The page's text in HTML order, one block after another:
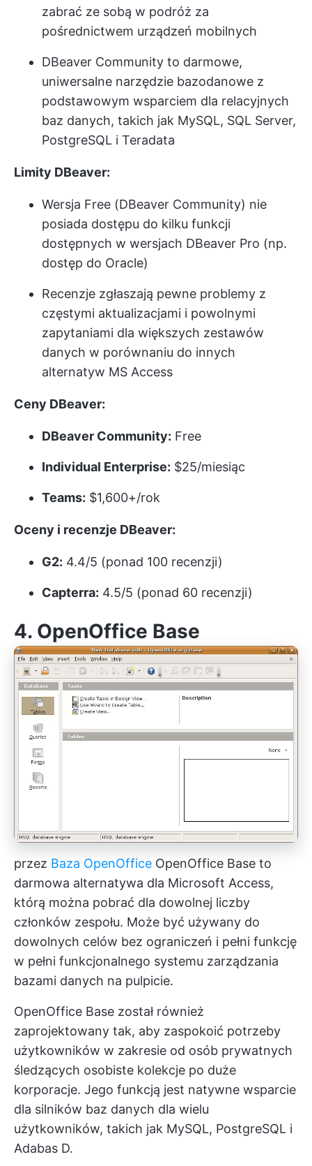
zabrać ze sobą w podróż za
pośrednictwem urządzeń mobilnych
DBeaver Community to darmowe,
uniwersalne narzędzie bazodanowe z
podstawowym wsparciem dla relacyjnych
baz danych, takich jak MySQL, SQL Server,
PostgreSQL i Teradata
Limity DBeaver:
Wersja Free (DBeaver Community) nie
posiada dostępu do kilku funkcji
dostępnych w wersjach DBeaver Pro (np.
dostęp do Oracle)
Recenzje zgłaszają pewne problemy z
częstymi aktualizacjami i powolnymi
zapytaniami dla większych zestawów
danych w porównaniu do innych
alternatyw MS Access
Ceny DBeaver:
DBeaver Community: Free
Individual Enterprise: $25/miesiąc
Teams: $1,600+/rok
Oceny i recenzje DBeaver:
G2: 4.4/5 (ponad 100 recenzji)
Capterra: 4.5/5 (ponad 60 recenzji)
4. OpenOffice Base
przez Baza OpenOffice OpenOffice Base to
darmowa alternatywa dla Microsoft Access,
którą można pobrać dla dowolnej liczby
członków zespołu. Może być używany do
dowolnych celów bez ograniczeń i pełni funkcję
w pełni funkcjonalnego systemu zarządzania
bazami danych na pulpicie.
OpenOffice Base został również
zaprojektowany tak, aby zaspokoić potrzeby
użytkowników w zakresie od osób prywatnych
śledzących osobiste kolekcje po duże
korporacje. Jego funkcją jest natywne wsparcie
dla silników baz danych dla wielu
użytkowników, takich jak MySQL, PostgreSQL i
Adabas D.